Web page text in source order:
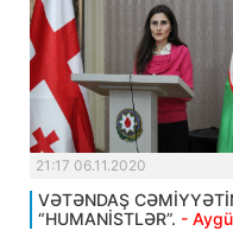
21:17 06.11.2020
VƏTƏNDAŞ
“HUMANİSTLƏR”. -